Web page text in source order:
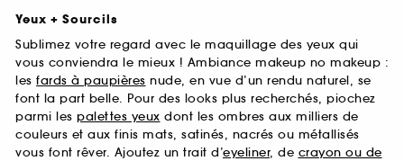
Yeux + Sourcils
Sublimez votre regard avec le maquillage des yeux qui
vous conviendra le mieux ! Ambiance makeup no makeup :
les fards à paupières nude, en vue d’un rendu naturel, se
font la part belle. Pour des looks plus recherchés, piochez
parmi les palettes yeux dont les ombres aux milliers de
couleurs et aux finis mats, satinés, nacrés ou métallisés
vous font rêver. Ajoutez un trait d’eyeliner, de crayon ou de